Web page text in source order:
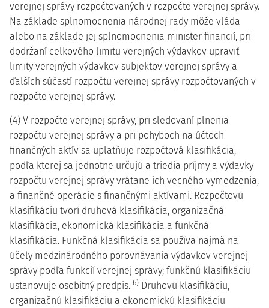
verejnej správy rozpočtovaných v rozpočte verejnej správy.
Na základe splnomocnenia národnej rady môže vláda
alebo na základe jej splnomocnenia minister financií, pri
dodržaní celkového limitu verejných výdavkov upraviť
limity verejných výdavkov subjektov verejnej správy a
ďalších súčastí rozpočtu verejnej správy rozpočtovaných v
rozpočte verejnej správy.
(4) V rozpočte verejnej správy, pri sledovaní plnenia
rozpočtu verejnej správy a pri pohyboch na účtoch
finančných aktív sa uplatňuje rozpočtová klasifikácia,
podľa ktorej sa jednotne určujú a triedia príjmy a výdavky
rozpočtu verejnej správy vrátane ich vecného vymedzenia,
a finančné operácie s finančnými aktívami. Rozpočtovú
klasifikáciu tvorí druhová klasifikácia, organizačná
klasifikácia, ekonomická klasifikácia a funkčná
klasifikácia. Funkčná klasifikácia sa používa najmä na
účely medzinárodného porovnávania výdavkov verejnej
správy podľa funkcií verejnej správy; funkčnú klasifikáciu
ustanovuje osobitný predpis. 6) Druhovú klasifikáciu,
organizačnú klasifikáciu a ekonomickú klasifikáciu